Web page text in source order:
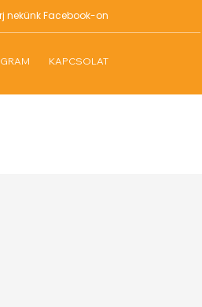
nekünk Facebook-on
KAPCSOLAT